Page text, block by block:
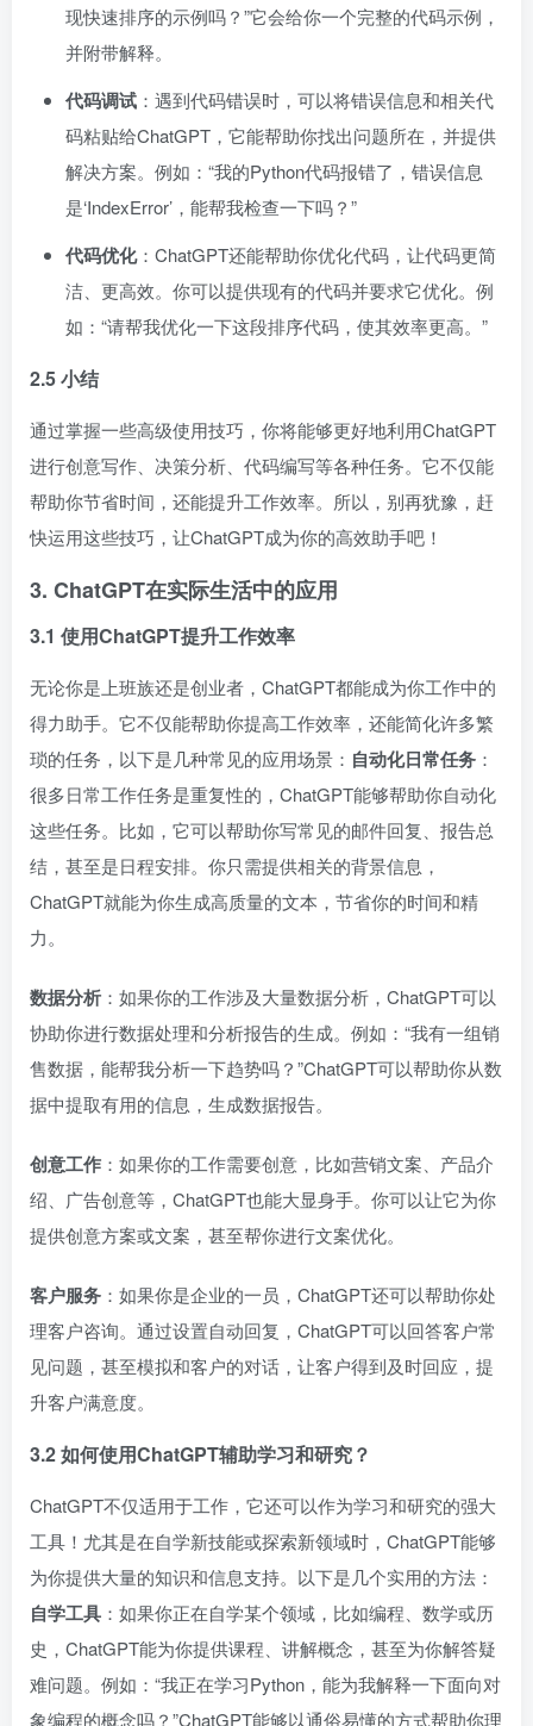
现快速排序的示例吗？”它会给你一个完整的代码示例，
并附带解释。
代码调试 ：遇到代码错误时，可以将错误信息和相关代
码粘贴给ChatGPT，它能帮助你找出问题所在，并提供
解决方案。例如：“我的Python代码报错了，错误信息
是‘IndexError’，能帮我检查一下吗？”
代码优化：ChatGPT还能帮助你优化代码，让代码更简
洁、更高效。你可以提供现有的代码并要求它优化。例
如：“请帮我优化一下这段排序代码，使其效率更高。”
2.5 小结
通过掌握一些高级使用技巧，你将能够更好地利用ChatGPT
进行创意写作、决策分析、代码编写等各种任务。它不仅能
帮助你节省时间，还能提升工作效率。所以，别再犹豫，赶
快运用这些技巧，让ChatGPT成为你的高效助手吧！
3. ChatGPT在实际生活中的应用
3.1 使用ChatGPT提升工作效率
无论你是上班族还是创业者，ChatGPT都能成为你工作中的
得力助手。它不仅能帮助你提高工作效率，还能简化许多繁
琐的任务，以下是几种常见的应用场景： 自动化日常任务 ：
很多日常工作任务是重复性的，ChatGPT能够帮助你自动化
这些任务。比如，它可以帮助你写常见的邮件回复、报告总
结，甚至是日程安排。你只需提供相关的背景信息，
ChatGPT就能为你生成高质量的文本，节省你的时间和精
力。
数据分析 ：如果你的工作涉及大量数据分析，ChatGPT可以
协助你进行数据处理和分析报告的生成。例如：“我有一组销
售数据，能帮我分析一下趋势吗？”ChatGPT可以帮助你从数
据中提取有用的信息，生成数据报告。
创意工作 ：如果你的工作需要创意，比如营销文案、产品介
绍、广告创意等，ChatGPT也能大显身手。你可以让它为你
提供创意方案或文案，甚至帮你进行文案优化。
客户服务 ：如果你是企业的一员，ChatGPT还可以帮助你处
理客户咨询。通过设置自动回复，ChatGPT可以回答客户常
见问题，甚至模拟和客户的对话，让客户得到及时回应，提
升客户满意度。
3.2 如何使用ChatGPT辅助学习和研究？
ChatGPT不仅适用于工作，它还可以作为学习和研究的强大
工具！尤其是在自学新技能或探索新领域时，ChatGPT能够
为你提供大量的知识和信息支持。以下是几个实用的方法：
自学工具 ：如果你正在自学某个领域，比如编程、数学或历
史，ChatGPT能为你提供课程、讲解概念，甚至为你解答疑
难问题。例如：“我正在学习Python，能为我解释一下面向对
象编程的概念吗？”ChatGPT能够以通俗易懂的方式帮助你理